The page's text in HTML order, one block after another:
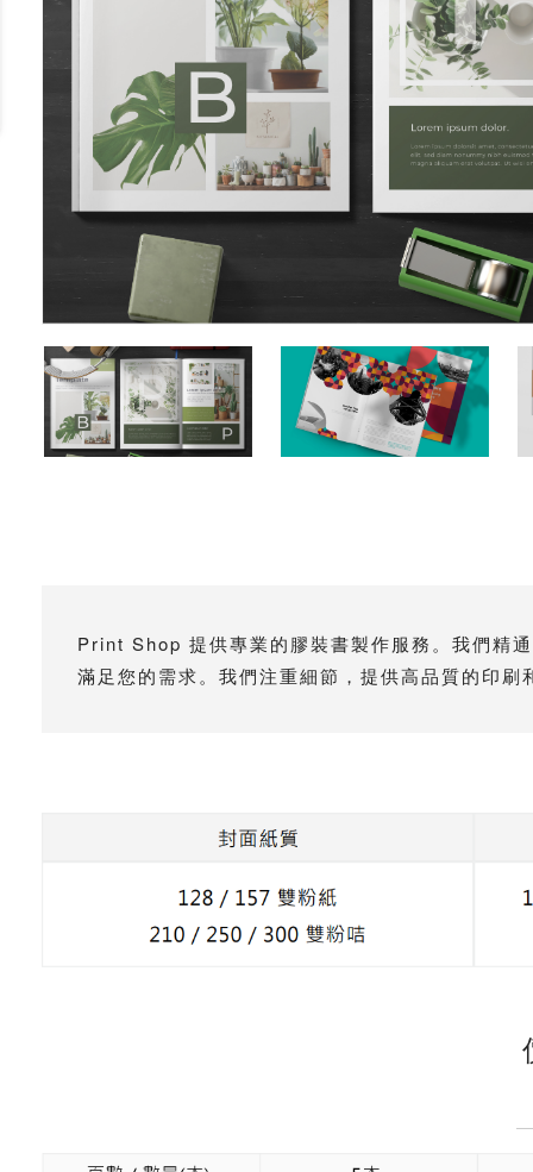
Print Shop 提供專業的膠裝書製作服務。我們精
滿⾜您的需求。我們注重細節，提供⾼品質的印